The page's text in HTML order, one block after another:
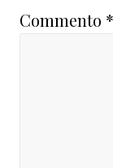
Commento *